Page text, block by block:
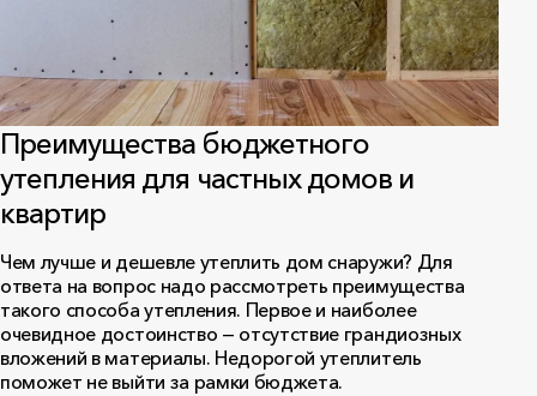
Преимущества бюджетного
утепления для частных домов и
квартир
Чем лучше и дешевле утеплить дом снаружи? Для
ответа на вопрос надо рассмотреть преимущества
такого способа утепления. Первое и наиболее
очевидное достоинство — отсутствие грандиозных
вложений в материалы. Недорогой утеплитель
поможет не выйти за рамки бюджета.